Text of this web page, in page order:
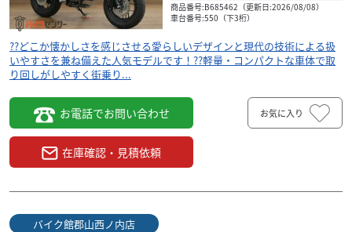
商品番号:B685462（更新日:2026/08/08）
車台番号:550（下3桁）
??どこか懐かしさを感じさせる愛らしいデザインと現代の技術による扱
いやすさを兼ね備えた人気モデルです！??軽量・コンパクトな車体で取
り回しがしやすく街乗り...
お電話でお問い合わせ
在庫確認・見積依頼
お気に入り
バイク館郡山西ノ内店